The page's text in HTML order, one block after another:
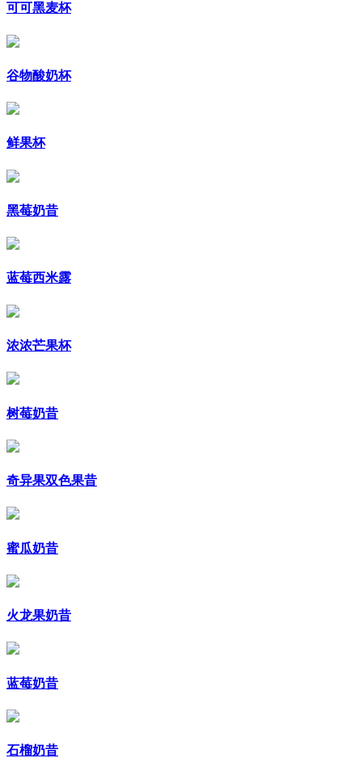
可可黑麦杯
谷物酸奶杯
鲜果杯
黑莓奶昔
蓝莓西米露
浓浓芒果杯
树莓奶昔
奇异果双色果昔
蜜瓜奶昔
火龙果奶昔
蓝莓奶昔
石榴奶昔